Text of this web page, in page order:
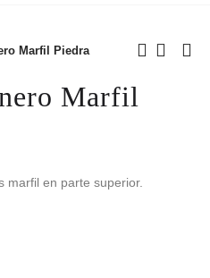
Marfil Piedra
Marfil
marfil en parte superior.